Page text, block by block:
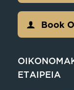
Book
ΕΤΑΙΡΕΙΑ